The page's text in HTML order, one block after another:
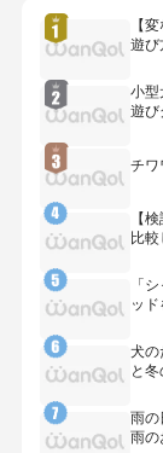
【
遊び
小型
遊び
チワ
【
比較
「
ッ
犬の
と
雨の
雨の